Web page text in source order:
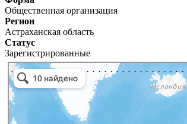
Общественная организация
Регион
Астраханская область
Статус
Зарегистрированные